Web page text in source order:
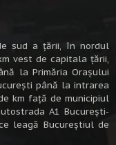
sud a ţării, în nordul
vest de capitala țării,
la Primăria Orașului
până la intrarea
km faţă de municipiul
A1 Bucureşti-
leagă Bucureştiul de